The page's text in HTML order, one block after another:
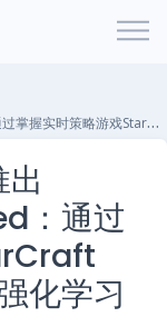
现了大规模离线强化学习的重大突破
：通过
化学习